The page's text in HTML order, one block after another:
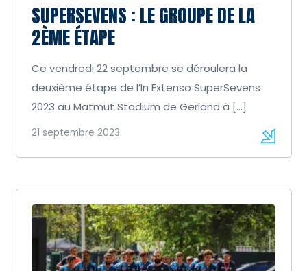
SUPERSEVENS : LE GROUPE DE LA
2ÈME ÉTAPE
Ce vendredi 22 septembre se déroulera la
deuxième étape de l’In Extenso SuperSevens
2023 au Matmut Stadium de Gerland à […]
21 septembre 2023